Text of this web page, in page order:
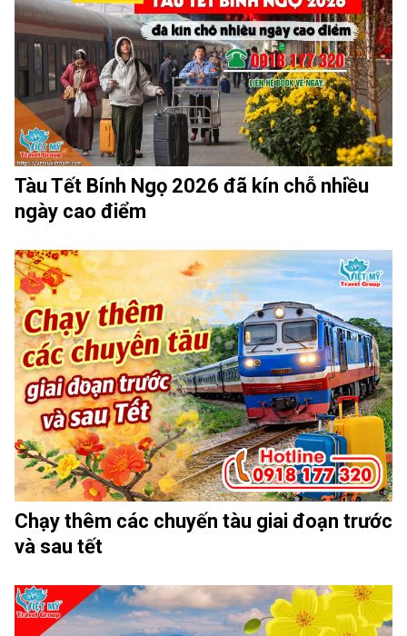
Tàu Tết Bính Ngọ 2026 đã kín chỗ nhiều
ngày cao điểm
Chạy thêm các chuyến tàu giai đoạn trước
và sau tết